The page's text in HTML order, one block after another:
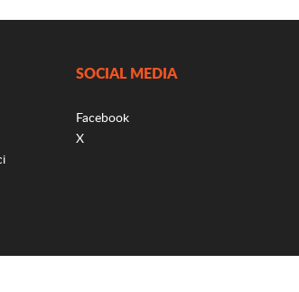
SOCIAL MEDIA
Facebook
X